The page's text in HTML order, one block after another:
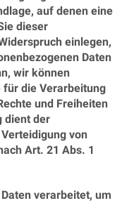
auf denen eine
dieser
einlegen,
Daten
wir können
für die Verarbeitung
und Freiheiten
dient der
von
Art. 21 Abs. 1
verarbeitet, um